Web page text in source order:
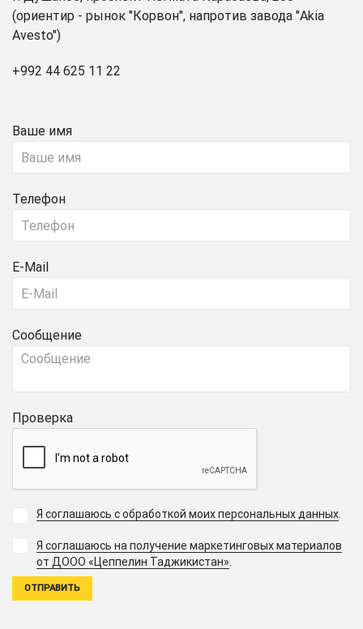
(ориентир - рынок "Корвон", напротив завода "Akia
Avesto")
+992 44 625 11 22
Ваше имя
Телефон
E-Mail
Сообщение
Проверка
Я соглашаюсь с обработкой моих персональных данных.
Я соглашаюсь на получение маркетинговых материалов
от ДООО «Цеппелин Таджикистан».